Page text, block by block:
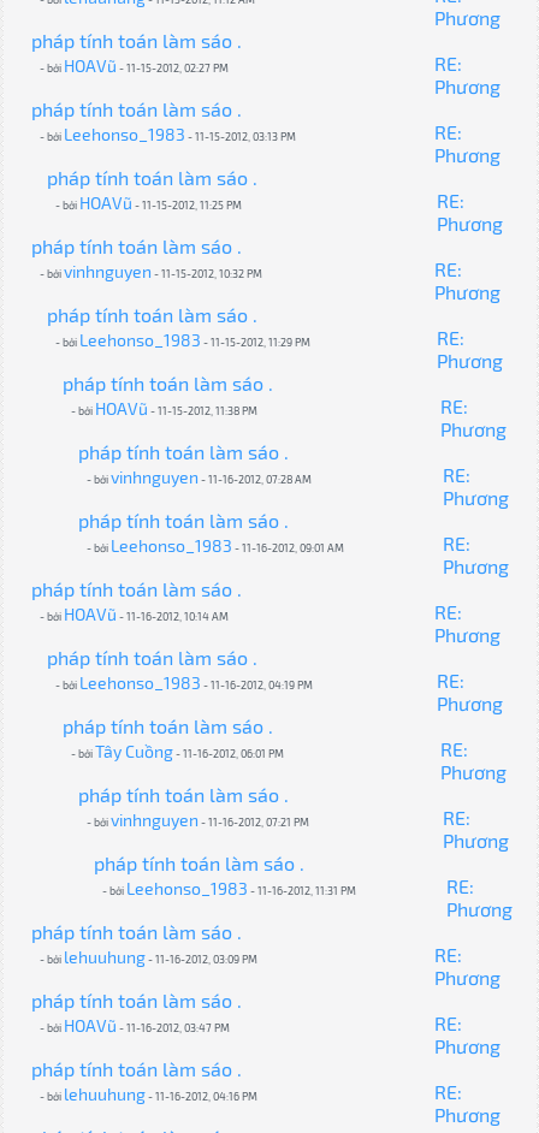
Phương
pháp tính toán làm sáo .
- bởi HOAVũ - 11-15-2012, 02:27 PM
RE:
Phương
pháp tính toán làm sáo .
- bởi Leehonso_1983 - 11-15-2012, 03:13 PM
RE:
Phương
pháp tính toán làm sáo .
- bởi HOAVũ - 11-15-2012, 11:25 PM
RE:
Phương
pháp tính toán làm sáo .
- bởivinhnguyen - 11-15-2012, 10:32 PM
RE:
Phương
pháp tính toán làm sáo .
- bởi Leehonso_1983 - 11-15-2012, 11:29 PM
RE:
Phương
pháp tính toán làm sáo .
- bởi HOAVũ - 11-15-2012, 11:38 PM
RE:
Phương
pháp tính toán làm sáo .
- bởivinhnguyen - 11-16-2012, 07:28 AM
RE:
Phương
pháp tính toán làm sáo .
- bởi Leehonso_1983 - 11-16-2012, 09:01 AM
RE:
Phương
pháp tính toán làm sáo .
- bởi HOAVũ - 11-16-2012, 10:14 AM
RE:
Phương
pháp tính toán làm sáo .
- bởi Leehonso_1983 - 11-16-2012, 04:19 PM
RE:
Phương
pháp tính toán làm sáo .
- bởiTây Cuồng- 11-16-2012, 06:01 PM
RE:
Phương
pháp tính toán làm sáo .
- bởivinhnguyen - 11-16-2012, 07:21 PM
RE:
Phương
pháp tính toán làm sáo .
- bởi Leehonso_1983 - 11-16-2012, 11:31 PM
RE:
Phương
pháp tính toán làm sáo .
- bởi lehuuhung- 11-16-2012, 03:09 PM
RE:
Phương
pháp tính toán làm sáo .
- bởi HOAVũ - 11-16-2012, 03:47 PM
RE:
Phương
pháp tính toán làm sáo .
- bởi lehuuhung- 11-16-2012, 04:16 PM
RE:
Phương